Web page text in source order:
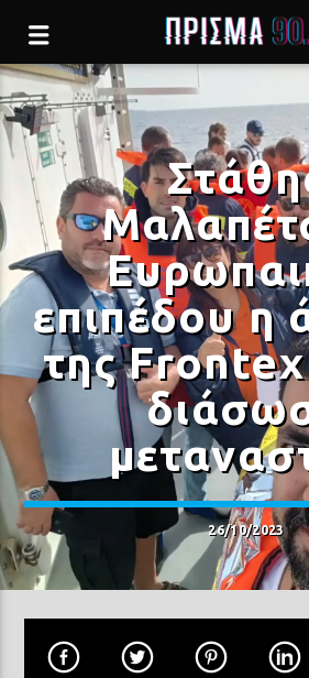
Current track
ΤΙ ΛΕΙΠΕ
ΝΙΚΟΣ ΠΟΡΤΟΚΑΛΟΓΛΟΥ,
ΑΡΒΑΝΙΤΑΚΗ
Prisma Radio 90,2
επιπέδου η
της Frontex
26/10/2023